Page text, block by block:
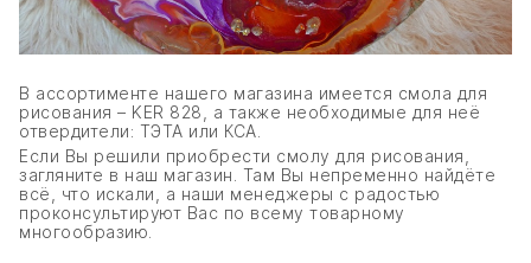
В ассортименте нашего магазина имеется смола для
рисования – KER 828, а также необходимые для неё
отвердители: ТЭТА или КСА.
Если Вы решили приобрести смолу для рисования,
загляните в наш магазин. Там Вы непременно найдёте
всё, что искали, а наши менеджеры с радостью
проконсультируют Вас по всему товарному
многообразию.